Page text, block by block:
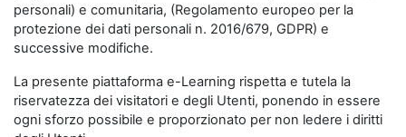
personali) e comunitaria, (Regolamento europeo per la
protezione dei dati personali n. 2016/679, GDPR) e
successive modifiche.
La presente piattaforma e-Learning rispetta e tutela la
riservatezza dei visitatori e degli Utenti, ponendo in essere
ogni sforzo possibile e proporzionato per non ledere i diritti